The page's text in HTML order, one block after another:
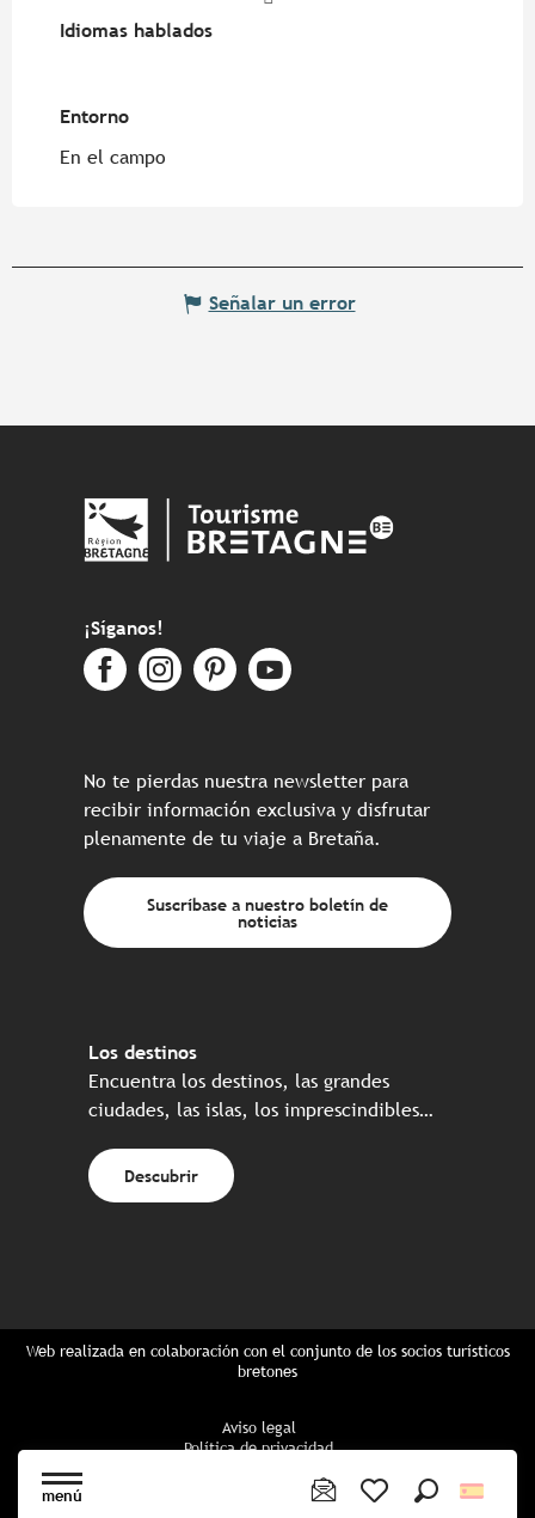
menú
Idiomas hablados
Idiomas hablados
Entorno
Entorno
En el campo
Señalar un error
¡Síganos!
No te pierdas nuestra newsletter para
recibir información exclusiva y disfrutar
plenamente de tu viaje a Bretaña.
Suscríbase a nuestro boletín de
noticias
Los destinos
Encuentra los destinos, las grandes
ciudades, las islas, los imprescindibles…
Descubrir
Web realizada en colaboración con el conjunto de los socios turísticos
bretones
Aviso legal
Política de privacidad
Configuración de cookies